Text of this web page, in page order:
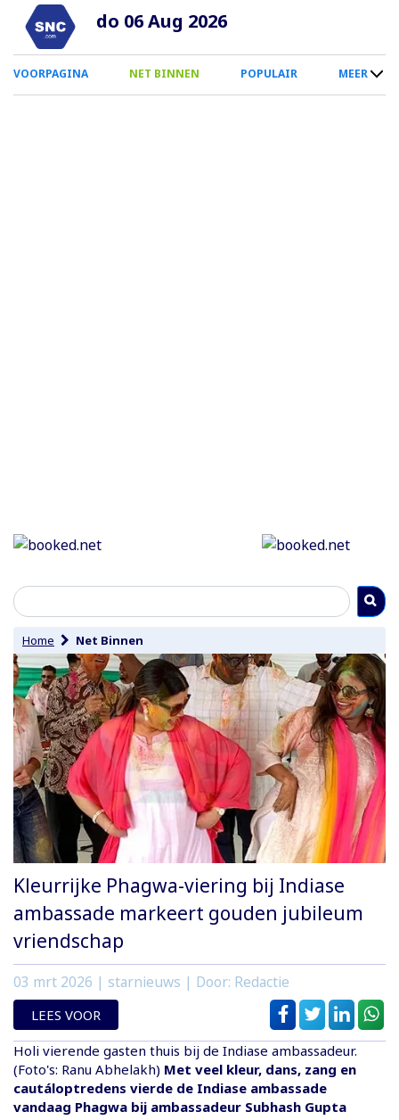
Overslaan
naar
inhoud
do 06 Aug 2026
0
Smartphone
VOORPAGINA NET BINNEN POPULAIR MEER
Home Net Binnen
Kleurrijke Phagwa-viering bij Indiase
ambassade markeert gouden jubileum
vriendschap
03 mrt 2026 | starnieuws | Door: Redactie
LEES VOOR
Holi vierende gasten thuis bij de Indiase ambassadeur.
(Foto's: Ranu Abhelakh) Met veel kleur, dans, zang en
cautáloptredens vierde de Indiase ambassade
vandaag Phagwa bij ambassadeur Subhash Gupta